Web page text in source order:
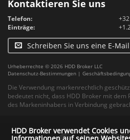
Kontaktieren Sie uns
Telefon:
Einträge:
Schreiben Sie uns eine E-Mail
Urheberrechte © 2026 HDD Broker LLC
Datenschutz-Bestimmungen |
Die Verwendung markenrechtlich
bedeutet nicht, dass HDD Broker mit dem
des Markeninhabers in Verbindung
HDD Broker verwendet Cookies